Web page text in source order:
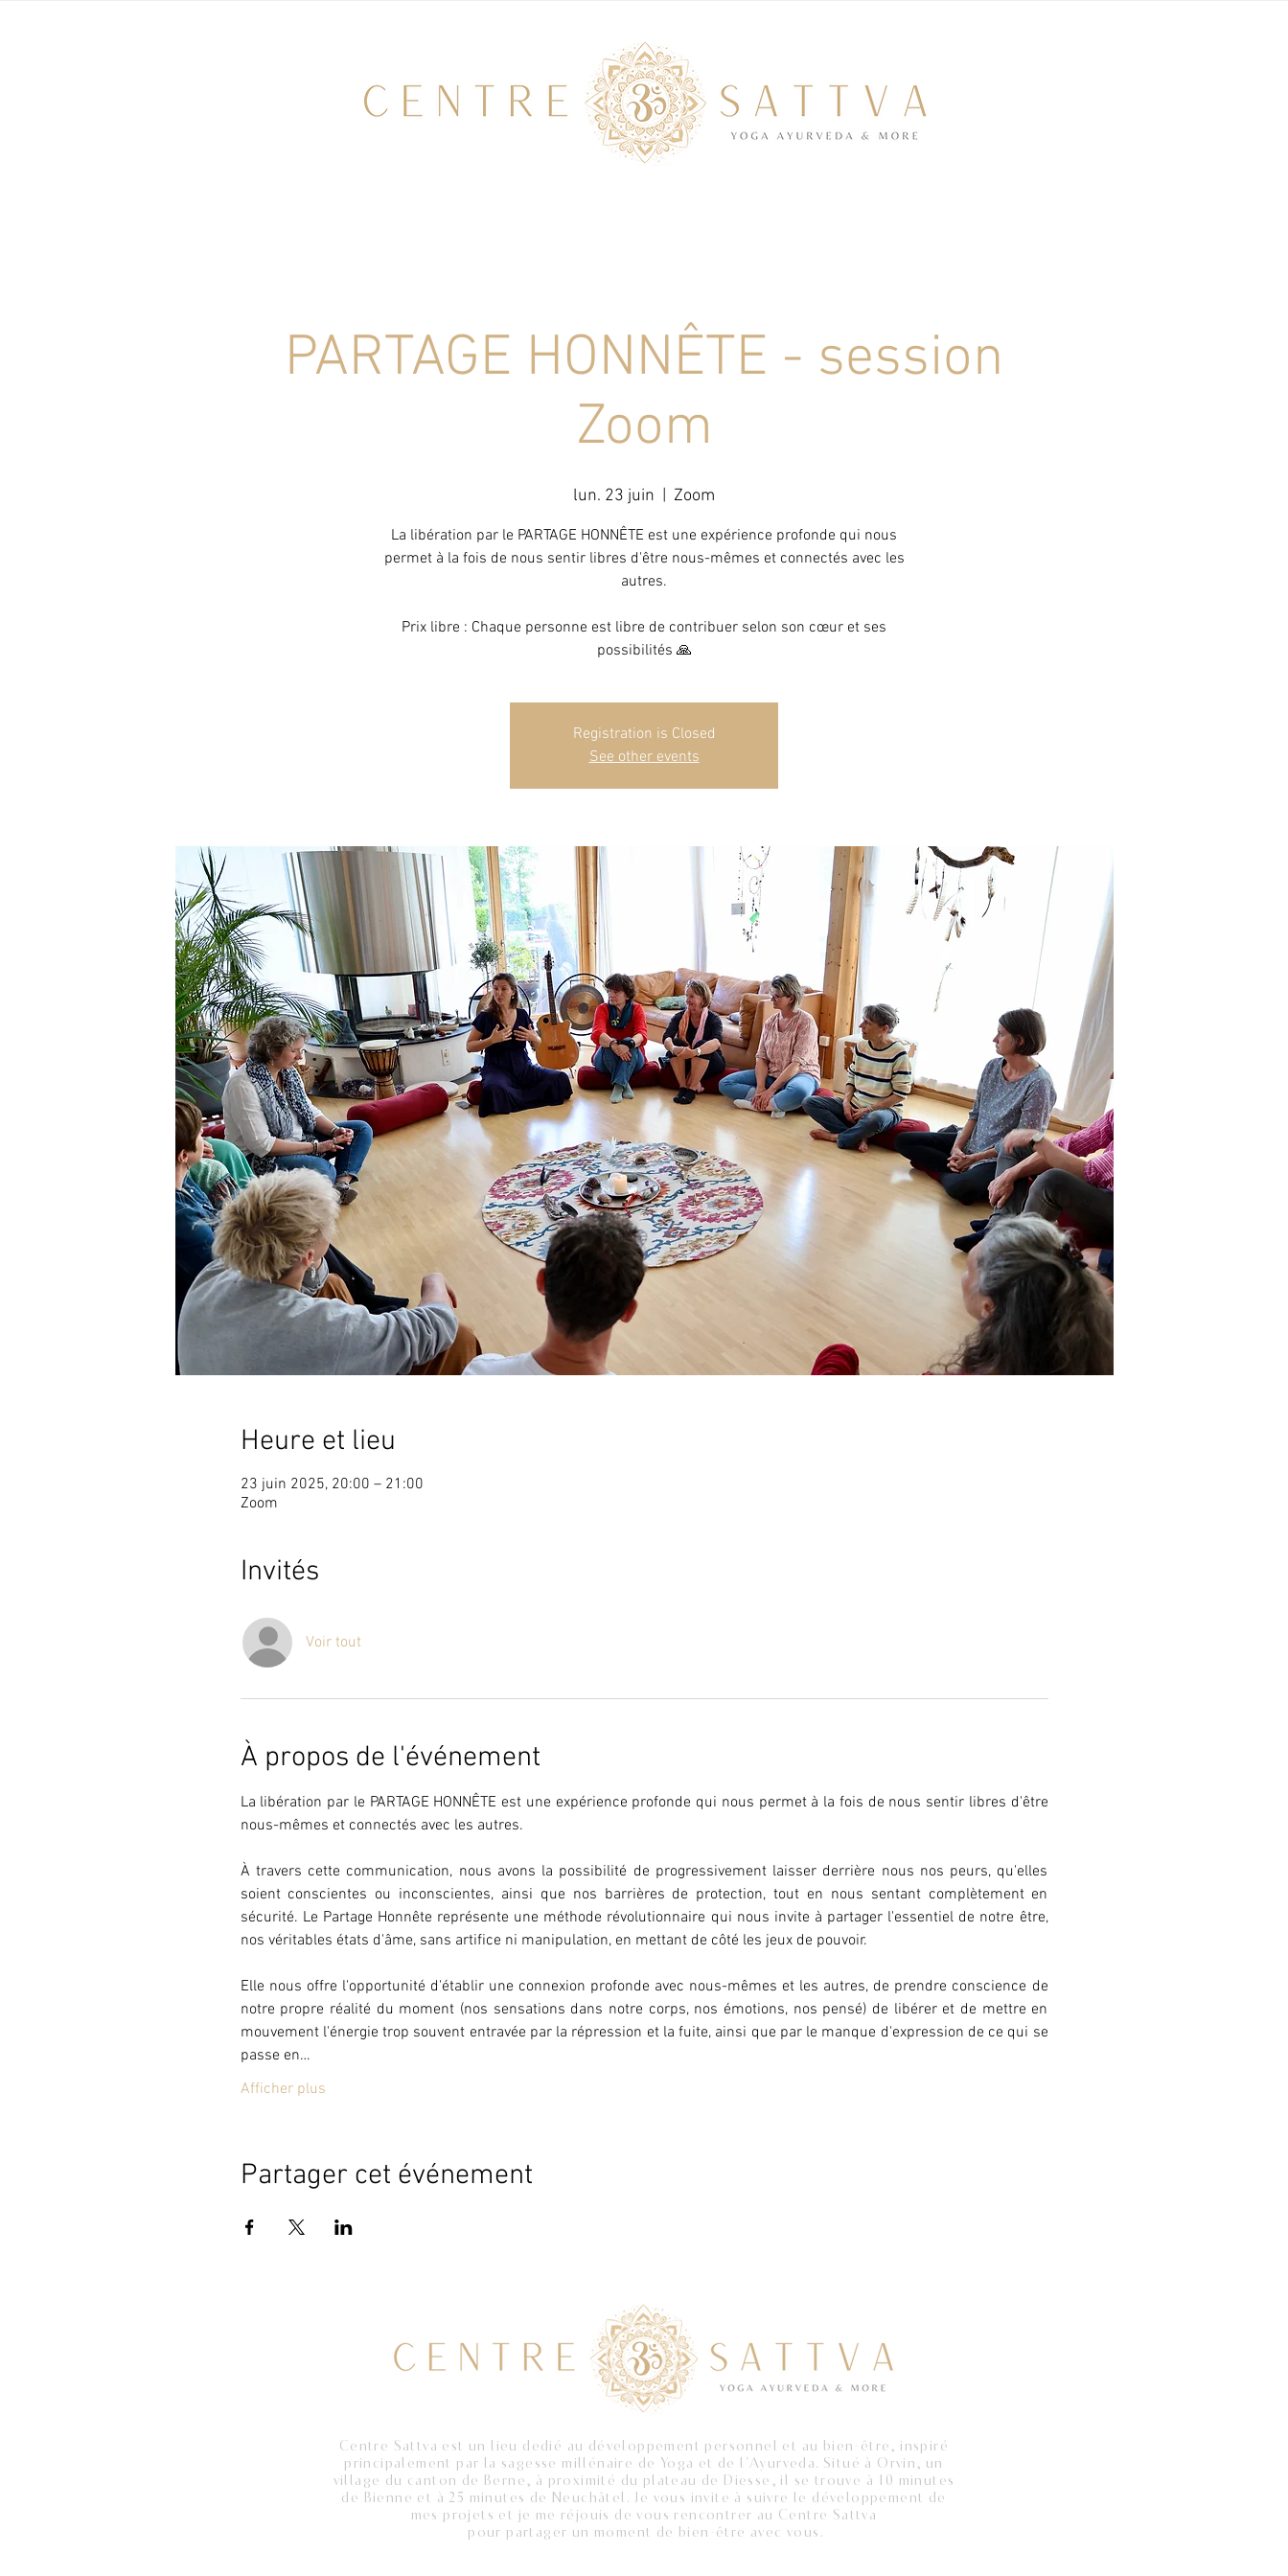
PARTAGE HONNÊTE - session
Zoom
lun. 23 juin Zoom
La libération par le PARTAGE HONNÊTE est une expérience profonde qui nous
permet à la fois de nous sentir libres d'être nous-mêmes et connectés avec les
autres.
Prix libre : Chaque personne est libre de contribuer selon son cœur et ses
possibilités 🙏
Registration is Closed
See other events
Heure et lieu
23 juin 2025, 20:00 – 21:00
Zoom
Invités
Voir tout
À propos de l'événement
La libération par le PARTAGE HONNÊTE est une expérience profonde qui nous permet à la fois de nous sentir libres d'être
nous-mêmes et connectés avec les autres.
À travers cette communication, nous avons la possibilité de progressivement laisser derrière nous nos peurs, qu'elles
soient conscientes ou inconscientes, ainsi que nos barrières de protection, tout en nous sentant complètement en
sécurité. Le Partage Honnête représente une méthode révolutionnaire qui nous invite à partager l'essentiel de notre être,
nos véritables états d'âme, sans artifice ni manipulation, en mettant de côté les jeux de pouvoir.
Elle nous offre l'opportunité d'établir une connexion profonde avec nous-mêmes et les autres, de prendre conscience de
notre propre réalité du moment (nos sensations dans notre corps, nos émotions, nos pensé) de libérer et de mettre en
mouvement l'énergie trop souvent entravée par la répression et la fuite, ainsi que par le manque d'expression de ce qui se
passe en…
Afficher plus
Partager cet événement
Centre Sattva est un lieu dedié au développement personnel et au bien-être, inspiré
principalement par la sagesse millénaire de Yoga et de l'Ayurveda. Situé à Orvin, un
village du canton de Berne, à proximité du plateau de Diesse, il se trouve à 10 minutes
de Bienne et à 25 minutes de Neuchâtel. Je vous invite à suivre le développement de
mes projets et je me réjouis de vous rencontrer au Centre Sattva
pour partager un moment de bien-être avec vous.